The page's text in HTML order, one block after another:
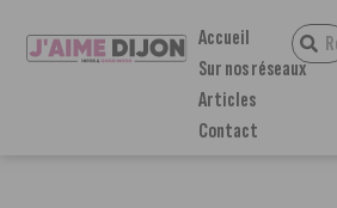
Accueil
Sur nos réseaux
Articles
Contact